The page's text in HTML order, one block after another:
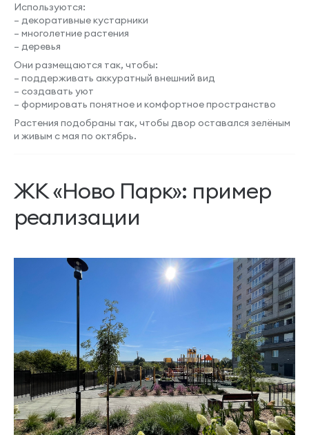
Используются:
– декоративные кустарники
– многолетние растения
– деревья
Они размещаются так, чтобы:
– поддерживать аккуратный внешний вид
– создавать уют
– формировать понятное и комфортное пространство
Растения подобраны так, чтобы двор оставался зелёным
и живым с мая по октябрь.
ЖК «Ново Парк»: пример
реализации